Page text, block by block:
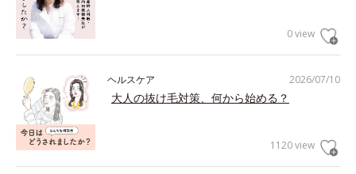
0 view
2026/07/10
ヘルスケア
大人の抜け毛対策、何から始める？
1120 view